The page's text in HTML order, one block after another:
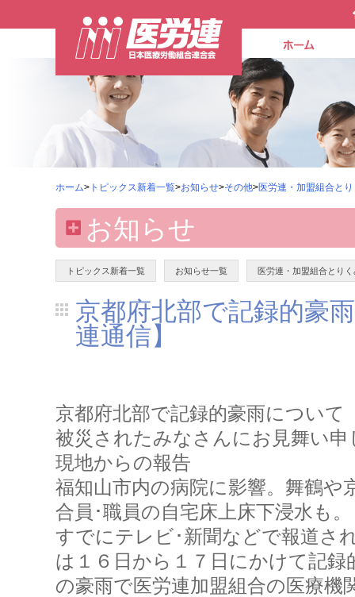
ホーム> トピックス新着一覧>お知らせ>その他>医労連・加盟組合と
お知らせ
トピックス新着一覧 お知らせ一覧 医労連・加盟組合とり
京都府北部で記録的豪
連通信】
京都府北部で記録的豪雨について
被災されたみなさんにお見舞い申
現地からの報告
福知山市内の病院に影響。舞鶴や
合員･職員の自宅床上床下浸水も。
すでにテレビ･新聞などで報道さ
は１６日から１７日にかけて記
の豪雨で医労連加盟組合の医療機